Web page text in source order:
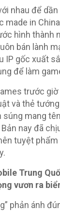
nhau để
made in
hình thành
bán lành
IP gốc xuất
để làm
trước
và thẻ
mang
nay đã
tuyệt phẩm
Trung
vươn ra
phản ánh